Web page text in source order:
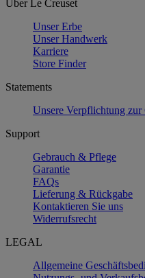
Über Le Creuset
Unser Erbe
Unser Handwerk
Karriere
Store Finder
Statements
Unsere Verpflichtung zur
Support
Gebrauch & Pflege
Garantie
FAQs
Lieferung & Rückgabe
Kontaktieren Sie uns
Widerrufsrecht
LEGAL
Allgemeine